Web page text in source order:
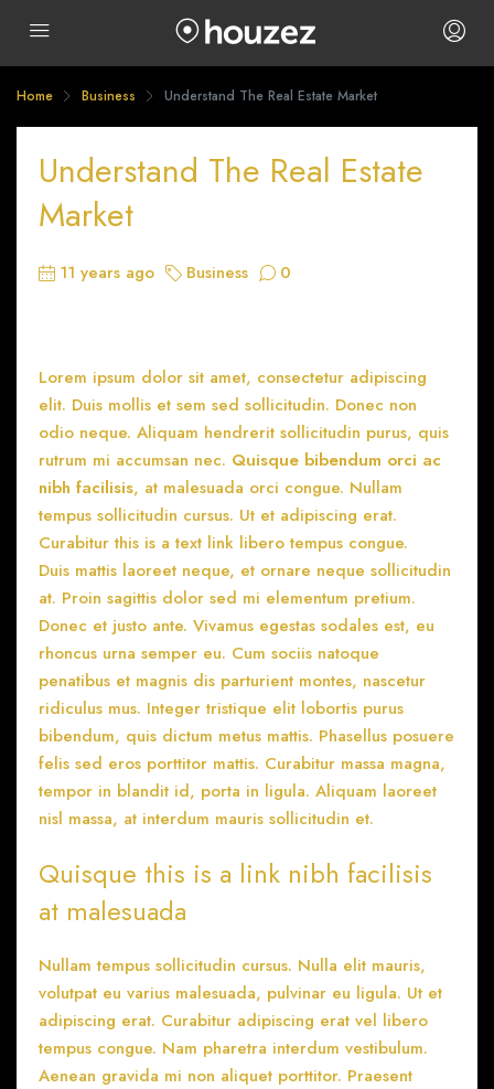
Home Business Understand The Real Estate Market
Understand The Real Estate
Market
11 years ago Business 0
Lorem ipsum dolor sit amet, consectetur adipiscing
elit. Duis mollis et sem sed sollicitudin. Donec non
odio neque. Aliquam hendrerit sollicitudin purus, quis
rutrum mi accumsan nec. Quisque bibendum orci ac
nibh facilisis, at malesuada orci congue. Nullam
tempus sollicitudin cursus. Ut et adipiscing erat.
Curabiturthis is a text link libero tempus congue.
Duis mattis laoreet neque, et ornare neque sollicitudin
at. Proin sagittis dolor sed mi elementum pretium.
Donec et justo ante. Vivamus egestas sodales est, eu
rhoncus urna semper eu. Cum sociis natoque
penatibus et magnis dis parturient montes, nascetur
ridiculus mus. Integer tristique elit lobortis purus
bibendum, quis dictum metus mattis. Phasellus posuere
felis sed eros porttitor mattis. Curabitur massa magna,
tempor in blandit id, porta in ligula. Aliquam laoreet
nisl massa, at interdum mauris sollicitudin et.
Quisque this is a link nibh facilisis
at malesuada
Nullam tempus sollicitudin cursus. Nulla elit mauris,
volutpat eu varius malesuada, pulvinar eu ligula. Ut et
adipiscing erat. Curabitur adipiscing erat vel libero
tempus congue. Nam pharetra interdum vestibulum.
Aenean gravida mi non aliquet porttitor. Praesent